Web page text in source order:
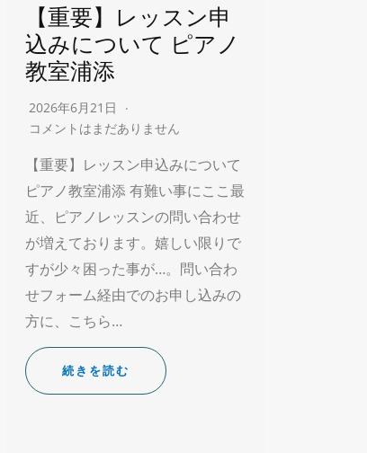
【重要】レッスン申
込みについて ピアノ
教室浦添
2026年6月21日
コメントはまだありません
【重要】レッスン申込みについて
ピアノ教室浦添 有難い事にここ最
近、ピアノレッスンの問い合わせ
が増えております。嬉しい限りで
すが少々困った事が…。問い合わ
せフォーム経由でのお申し込みの
方に、こちら…
続きを読む